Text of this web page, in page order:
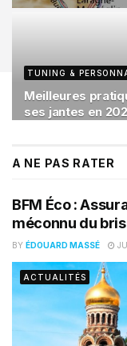
TUNING &
Meilleures
ses jantes en
A NE PAS RATER
BFM Éco :
méconnu du
BY ÉDOUARD MASSÉ
ACTUALITÉS